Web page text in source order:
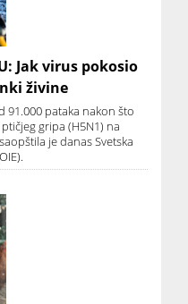
Jak virus pokosio
živine
91.000 pataka nakon što
gripa (H5N1) na
je danas Svetska